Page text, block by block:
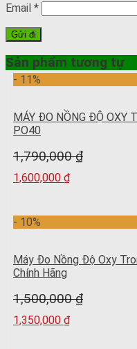
Email *
Sản phẩm tương tự
- 11%
MÁY ĐO NỒNG ĐỘ OXY
PO40
1,790,000₫
1,600,000 ₫
- 10%
Máy Đo Nồng Độ Oxy
Chính Hãng
1,500,000₫
1,350,000 ₫